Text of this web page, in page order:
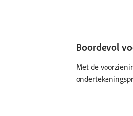
Boordevol
Met de